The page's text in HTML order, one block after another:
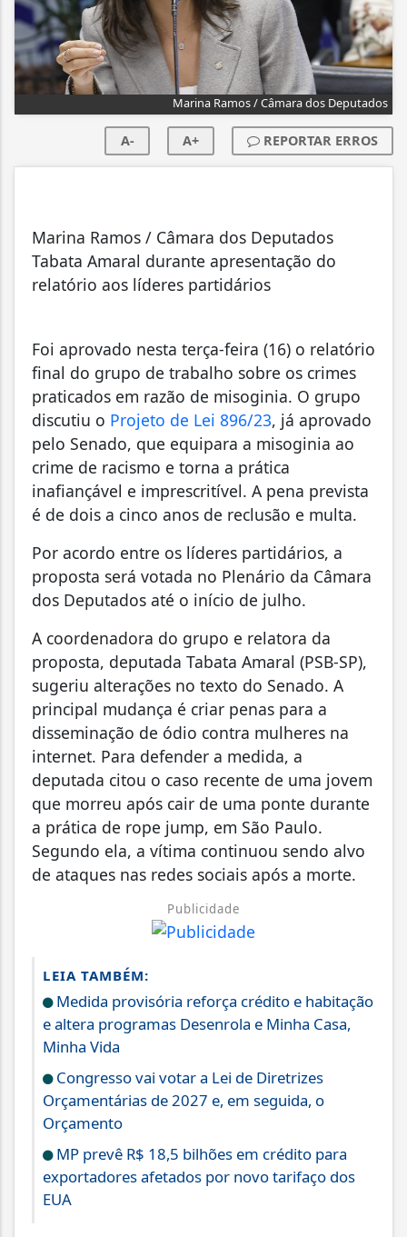
Marina Ramos / Câmara dos Deputados
A- A+ REPORTAR ERROS
Marina Ramos / Câmara dos Deputados
Tabata Amaral durante apresentação do
relatório aos líderes partidários
Foi aprovado nesta terça-feira (16) o relatório
final do grupo de trabalho sobre os crimes
praticados em razão de misoginia. O grupo
discutiu o Projeto de Lei 896/23, já aprovado
pelo Senado, que equipara a misoginia ao
crime de racismo e torna a prática
inafiançável e imprescritível. A pena prevista
é de dois a cinco anos de reclusão e multa.
Por acordo entre os líderes partidários, a
proposta será votada no Plenário da Câmara
dos Deputados até o início de julho.
A coordenadora do grupo e relatora da
proposta, deputada Tabata Amaral (PSB-SP),
sugeriu alterações no texto do Senado. A
principal mudança é criar penas para a
disseminação de ódio contra mulheres na
internet. Para defender a medida, a
deputada citou o caso recente de uma jovem
que morreu após cair de uma ponte durante
a prática de rope jump, em São Paulo.
Segundo ela, a vítima continuou sendo alvo
de ataques nas redes sociais após a morte.
Publicidade
LEIA TAMBÉM:
Medida provisória reforça crédito e habitação
e altera programas Desenrola e Minha Casa,
Minha Vida
Congresso vai votar a Lei de Diretrizes
Orçamentárias de 2027 e, em seguida, o
Orçamento
MP prevê R$ 18,5 bilhões em crédito para
exportadores afetados por novo tarifaço dos
EUA